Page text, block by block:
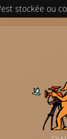
stockée ou